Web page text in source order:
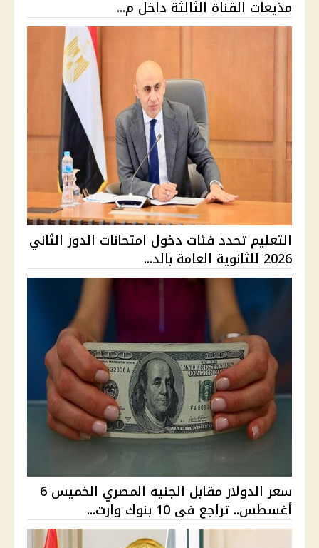
مذيعات القناة الثالثة داخل م...
التعليم تحدد فئات دخول امتحانات الدور الثاني
2026 للثانوية العامة بالد...
سعر الدولار مقابل الجنيه المصري الخميس 6
أغسطس.. تراجع في 10 بنوك وارت...